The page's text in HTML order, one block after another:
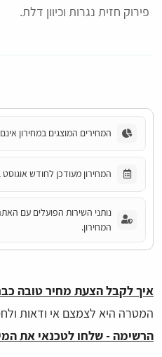
פירוק חזית נגרות וכיוון דלת.
המחירים המוצגים במחירון
המחירון מעודכן לחודש אוגוסט
נותני השירות הפועלים עם
המחירון.
איך לקבל הצעת מחיר טובה
המטרה היא לצמצם אי ודאות
הרשימה - שלחו לטכנאי את